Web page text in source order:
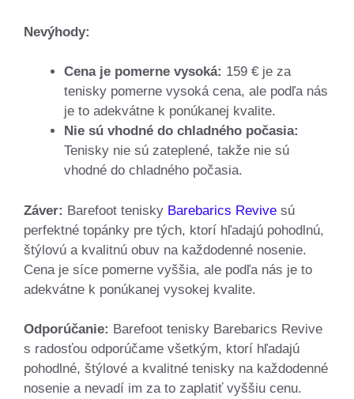
Nevýhody:
Cena je pomerne vysoká: 159 € je za
tenisky pomerne vysoká cena, ale podľa nás
je to adekvátne k ponúkanej kvalite.
Nie sú vhodné do chladného počasia:
Tenisky nie sú zateplené, takže nie sú
vhodné do chladného počasia.
Záver: Barefoot tenisky Barebarics Revive sú
perfektné topánky pre tých, ktorí hľadajú pohodlnú,
štýlovú a kvalitnú obuv na každodenné nosenie.
Cena je síce pomerne vyššia, ale podľa nás je to
adekvátne k ponúkanej vysokej kvalite.
Odporúčanie: Barefoot tenisky Barebarics Revive
s radosťou odporúčame všetkým, ktorí hľadajú
pohodlné, štýlové a kvalitné tenisky na každodenné
nosenie a nevadí im za to zaplatiť vyššiu cenu.